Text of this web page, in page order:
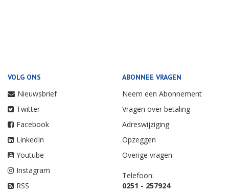
VOLG ONS
Nieuwsbrief
Twitter
Facebook
LinkedIn
Youtube
Instagram
RSS
ABONNEE VRAGEN
Neem een Abonnement
Vragen over betaling
Adreswijziging
Opzeggen
Overige vragen
Telefoon:
0251 - 257924